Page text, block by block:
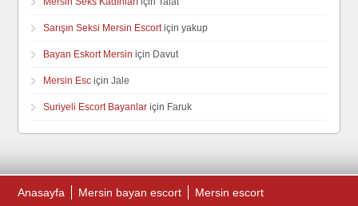
Sarışın Seksi Mersin Escortiçinyakup
Bayan Eskort Mersin için Davut
Mersin Esc içinJale
Suriyeli Escort Bayanlar için Faruk
Anasayfa Mersin bayan escort Mersin escort